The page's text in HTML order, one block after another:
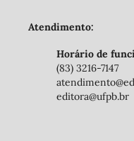
Atendimento:
Horário de
(83) 3216-7147
editora@ufpb.br